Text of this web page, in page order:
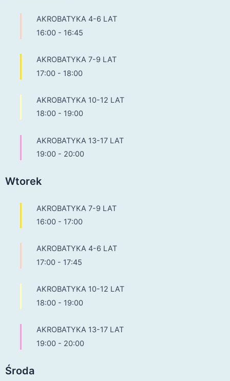
AKROBATYKA 4-6 LAT
16:00 - 16:45
AKROBATYKA 7-9 LAT
17:00 - 18:00
AKROBATYKA 10-12 LAT
18:00 - 19:00
AKROBATYKA 13-17 LAT
19:00 - 20:00
Wtorek
AKROBATYKA 7-9 LAT
16:00 - 17:00
AKROBATYKA 4-6 LAT
17:00 - 17:45
AKROBATYKA 10-12 LAT
18:00 - 19:00
AKROBATYKA 13-17 LAT
19:00 - 20:00
Środa